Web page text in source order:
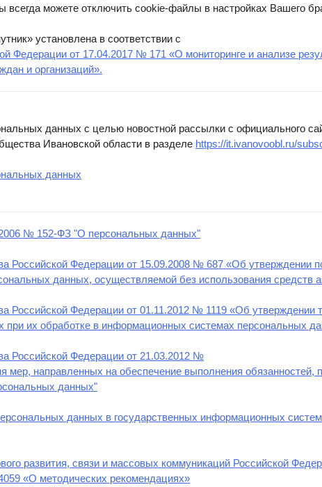
можете отключить cookie-файлы в настройках Вашего
установлена в соответствии с
Федерации от 17.04.2017 № 171 «О мониторинге и анализе
и организаций».
данных с целью новостной рассылки с официального
Ивановской области в разделе https://it.ivanovoobl.ru/
данных
№ 152-ФЗ "О персональных данных"
Российской Федерации от 15.09.2008 № 687 «Об утверждении
данных, осуществляемой без использования средств
Российской Федерации от 01.11.2012 № 1119 «Об утверждении
при их обработке в информационных системах персональных
Российской Федерации от 21.03.2012 №
мер, направленных на обеспечение выполнения обязанностей,
данных"
данных в государственных информационных
развития, связи и массовых коммуникаций Российской
«О методических рекомендациях»